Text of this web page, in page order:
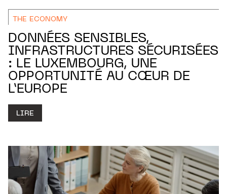
THE ECONOMY
DONNÉES SENSIBLES,
INFRASTRUCTURES SÉCURISÉES
: LE LUXEMBOURG, UNE
OPPORTUNITÉ AU CŒUR DE
L’EUROPE
LIRE